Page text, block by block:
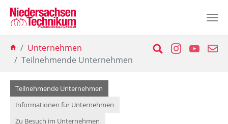
SucheInstagramE-
Unternehmen
Teilnehmende Unternehmen
Teilnehmende Unternehmen
Informationen für Unternehmen
Zu Besuch im Unternehmen